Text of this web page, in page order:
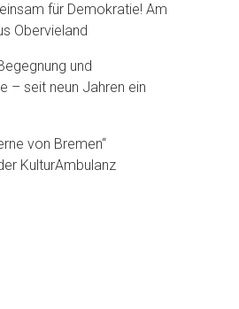
für Demokratie! Am
Obervieland
und
– seit neun Jahren ein
von Bremen“
KulturAmbulanz